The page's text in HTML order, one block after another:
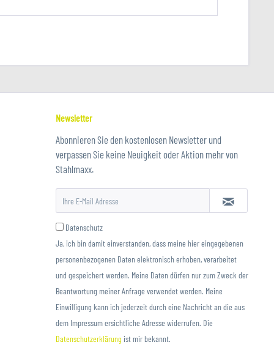
Newsletter
Abonnieren Sie den kostenlosen Newsletter und
verpassen Sie keine Neuigkeit oder Aktion mehr von
Stahlmaxx.
Datenschutz
Ja, ich bin damit einverstanden, dass meine hier eingegebenen
personenbezogenen Daten elektronisch erhoben, verarbeitet
und gespeichert werden. Meine Daten dürfen nur zum Zweck der
Beantwortung meiner Anfrage verwendet werden. Meine
Einwilligung kann ich jederzeit durch eine Nachricht an die aus
dem Impressum ersichtliche Adresse widerrufen. Die
Datenschutzerklärung ist mir bekannt.